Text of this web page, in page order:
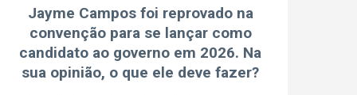
Jayme Campos foi reprovado na
convenção para se lançar como
candidato ao governo em 2026. Na
sua opinião, o que ele deve fazer?